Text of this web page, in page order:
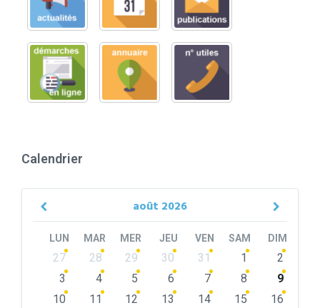
Calendrier
août 2026
Previous
LUN MAR MER JEU VEN SAM DIM
Skip
calendar
27 28 29 30 31 1
2
3
4 5 6 7 8
9
10
11 12 13 14 15
16